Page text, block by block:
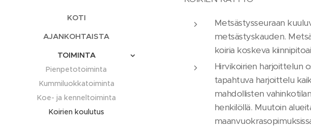
KOTI
AJANKOHTAISTA
TOIMINTA
Pienpetotoiminta
Kummiluokkatoiminta
Koe- ja kenneltoiminta
Koirien koulutus
Metsästysseuraan
metsästyskauden.
koiria koskeva
Hirvikoirien harjoittelun
tapahtuva harjoittelu
mahdollisten
henkilöllä. Muutoin